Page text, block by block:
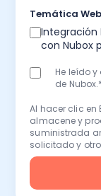
Temática
Integración
con Nubox
He leído
de Nubox.*
Al hacer clic en
almacene y
suministrada
solicitado y